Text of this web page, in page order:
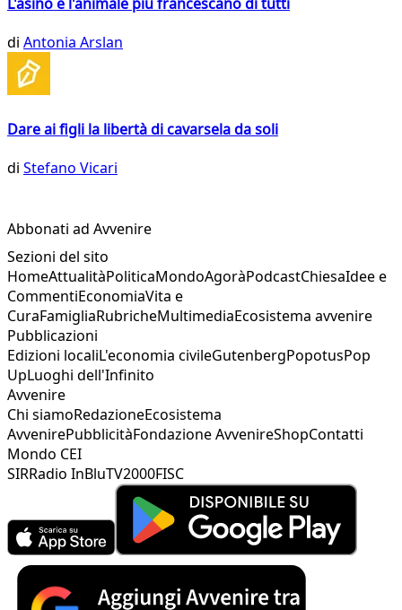
di Antonia Arslan
Dare ai figli la libertà di cavarsela da soli
di Stefano Vicari
Abbonati ad Avvenire
Sezioni del sito
HomeAttualitàPoliticaMondoAgoràPodcastChiesaIdee e
CommentiEconomiaVita e
CuraFamigliaRubricheMultimediaEcosistema avvenire
Pubblicazioni
Edizioni localiL'economia civileGutenbergPopotusPop
UpLuoghi dell'Infinito
Avvenire
Chi siamoRedazioneEcosistema
AvvenirePubblicitàFondazione AvvenireShopContatti
Mondo CEI
SIRRadio InBluTV2000FISC